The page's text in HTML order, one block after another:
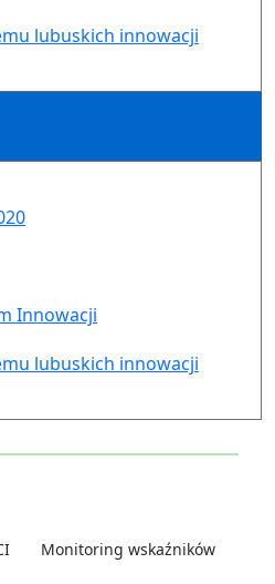
lubuskich innowacji
Innowacji
lubuskich innowacji
Monitoring wskaźników